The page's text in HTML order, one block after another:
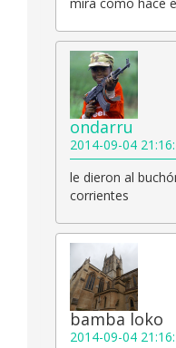
ondarru
2014-09-04
le dieron al
corrientes
bamba loko
2014-09-04